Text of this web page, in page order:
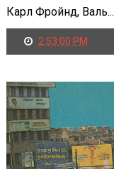
Карл Фройнд, Валь...
2:53:00 PM